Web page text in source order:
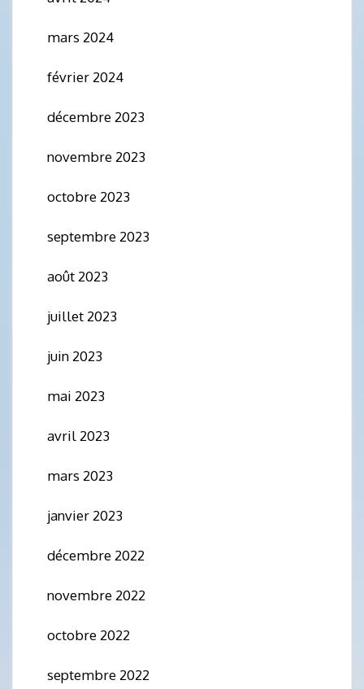
mars 2024
février 2024
décembre 2023
novembre 2023
octobre 2023
septembre 2023
août 2023
juillet 2023
juin 2023
mai 2023
avril 2023
mars 2023
janvier 2023
décembre 2022
novembre 2022
octobre 2022
septembre 2022